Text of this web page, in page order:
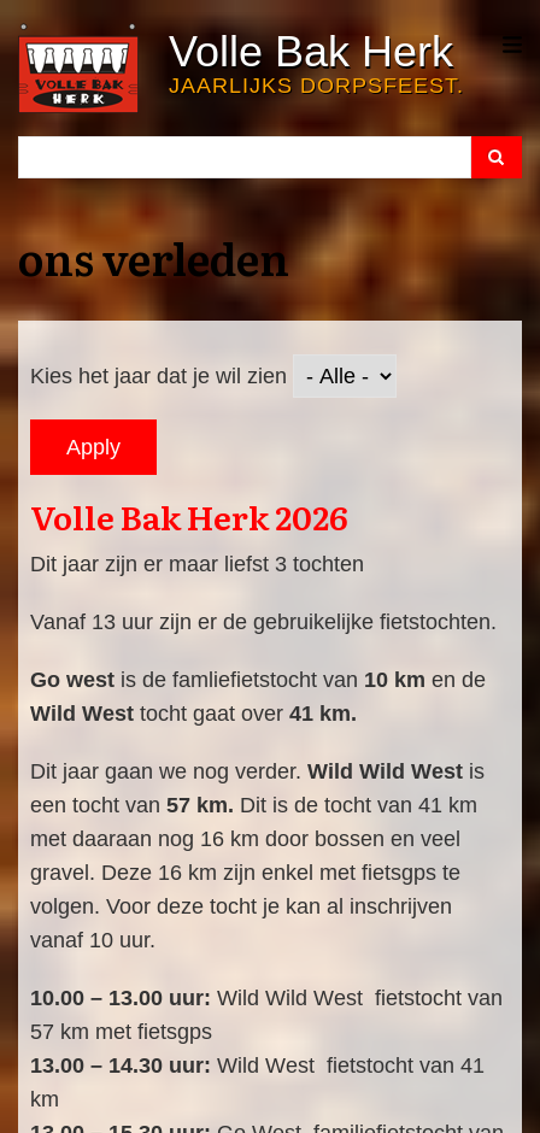
Overslaan
naar
de
gaan
Volle Bak Herk
JAARLIJKS DORPSFEEST.
Search
ons verleden
Kies het jaar dat je wil zien
Volle Bak Herk 2026
Dit jaar zijn er maar liefst 3 tochten
Vanaf 13 uur zijn er de gebruikelijke fietstochten.
Go west is de famliefietstocht van 10 km en de
Wild West tocht gaat over 41 km.
Dit jaar gaan we nog verder. Wild Wild West is
een tocht van 57 km. Dit is de tocht van 41 km
met daaraan nog 16 km door bossen en veel
gravel. Deze 16 km zijn enkel met fietsgps te
volgen. Voor deze tocht je kan al inschrijven
vanaf 10 uur.
10.00 – 13.00 uur: Wild Wild West fietstocht van
57 km met fietsgps
13.00 – 14.30 uur: Wild West fietstocht van 41
km